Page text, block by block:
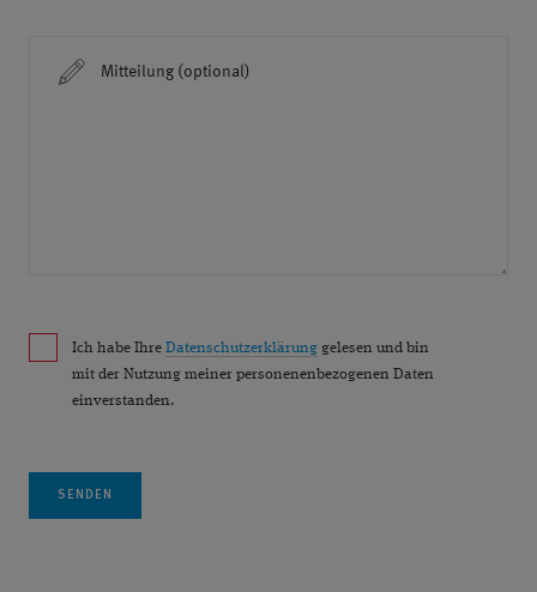
Mitteilung (optional)
Ich habe Ihre Datenschutzerklärung gelesen und bin
mit der Nutzung meiner personenenbezogenen Daten
einverstanden.